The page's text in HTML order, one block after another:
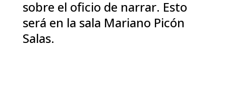
sobre el oficio de narrar. Esto
será en la sala Mariano Picón
Salas.